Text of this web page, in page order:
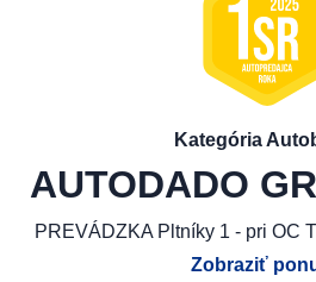
Kategória
AUTODADO
PREVÁDZKA Pltníky 1 - pri OC
Zobraziť